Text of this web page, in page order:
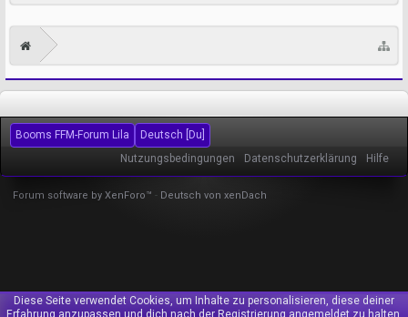
Booms FFM-Forum Lila
Deutsch [Du]
Nutzungsbedingungen
Datenschutzerklärung Hilfe
Forum software by XenForo™ - Deutsch von xenDach
Diese Seite verwendet Cookies, um Inhalte zu personalisieren, diese deiner
Erfahrung anzupassen und dich nach der Registrierung angemeldet zu halten.